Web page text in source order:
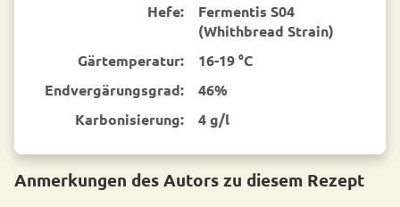
Hefe:
Fermentis S04
(Whithbread Strain)
Gärtemperatur:
16-19 °C
End­vergärungsgrad:
46%
Karbonisierung:
4 g/l
Anmerkungen des Autors zu diesem Rezept